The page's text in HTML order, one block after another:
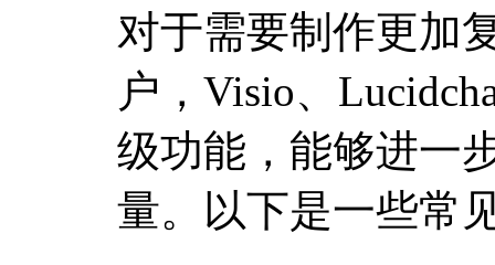
对于需要制作更加
户，Visio、
级功能，能够进一
量。以下是一些常